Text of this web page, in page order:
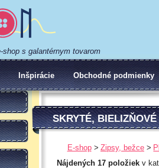
shop s galantérnym tovarom
Inšpirácie Obchodné podmienky
SKRYTÉ,
E-shop Zipsy, bežce
Nájdených 17 položiek v